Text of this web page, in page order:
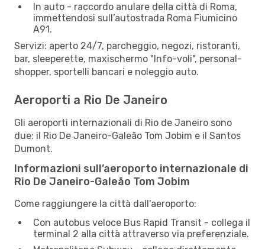
In auto - raccordo anulare della città di Roma,
immettendosi sull’autostrada Roma Fiumicino
A91.
Servizi: aperto 24/7, parcheggio, negozi, ristoranti,
bar, sleeperette, maxischermo "Info-voli", personal-
shopper, sportelli bancari e noleggio auto.
Aeroporti a Rio De Janeiro
Gli aeroporti internazionali di Rio de Janeiro sono
due: il Rio De Janeiro-Galeão Tom Jobim e il Santos
Dumont.
Informazioni sull’aeroporto internazionale di
Rio De Janeiro-Galeão Tom Jobim
Come raggiungere la città dall'aeroporto:
Con autobus veloce Bus Rapid Transit - collega il
terminal 2 alla città attraverso via preferenziale.